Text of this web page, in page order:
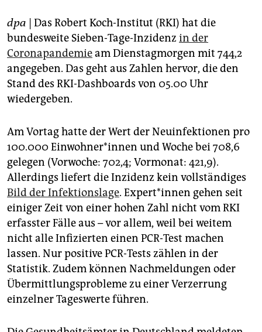
veranstaltungen
shop
fragen & hilfe
unterstützen
genossenschaft
epaper login
dpa | Das Robert Koch-Institut (RKI) hat die
bundesweite Sieben-Tage-Inzidenz in der
Coronapandemieam Dienstagmorgen mit 744,2
angegeben. Das geht aus Zahlen hervor, die den
Stand des RKI-Dashboards von 05.00 Uhr
wiedergeben.
Am Vortag hatte der Wert der Neuinfektionen pro
100.000 Ein­woh­ne­r*in­nen und Woche bei 708,6
gelegen (Vorwoche: 702,4; Vormonat: 421,9).
Allerdings liefert die Inzidenz kein vollständiges
Bild der Infektionslage. Ex­per­t*in­nen gehen seit
einiger Zeit von einer hohen Zahl nicht vom RKI
erfasster Fälle aus – vor allem, weil bei weitem
nicht alle Infizierten einen PCR-Test machen
lassen. Nur positive PCR-Tests zählen in der
Statistik. Zudem können Nachmeldungen oder
Übermittlungsprobleme zu einer Verzerrung
einzelner Tageswerte führen.